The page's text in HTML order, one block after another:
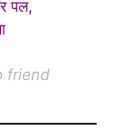
पल,
friend